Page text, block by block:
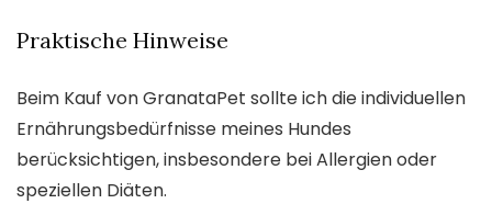
Praktische Hinweise
Beim Kauf von GranataPet sollte ich die individuellen
Ernährungsbedürfnisse meines Hundes
berücksichtigen, insbesondere bei Allergien oder
speziellen Diäten.